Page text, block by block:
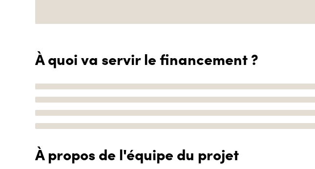
À quoi va servir le financement ?
À propos de l'équipe du projet